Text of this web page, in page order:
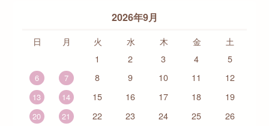
2026年9月
日 月 火 水 木 金
土
1
2 3 4 5
6 7 8 9 10 11 12
13 14 15 16 17 18 19
20 21 22 23 24 25 26